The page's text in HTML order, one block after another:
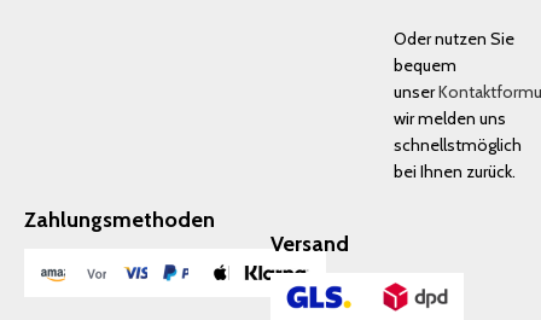
Oder nutzen Sie
bequem
unser
wir melden uns
schnellstmöglich
bei Ihnen zurück.
Zahlungsmethoden
Versand